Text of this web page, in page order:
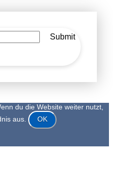
Submit
du die Website weiter nutzt,
aus.
OK